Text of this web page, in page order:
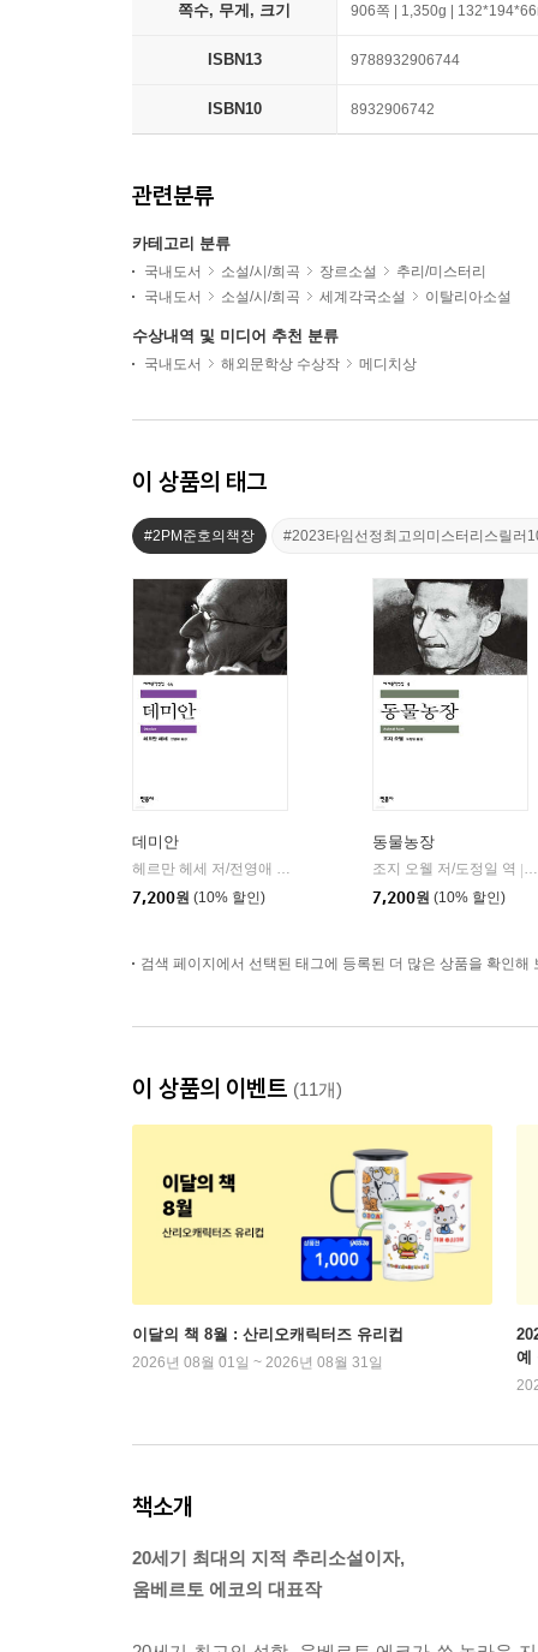
쪽수, 무게, 크기 906쪽 | 1,350g |
ISBN13 9788932906744
ISBN10 8932906742
관련분류
카테고리 분류
국내도서 소설/시/희곡 장르소설
추리/미스터리
국내도서
소설/시/희곡 세계각국소설 이탈리아소설
수상내역 및 미디어 추천 분류
국내도서 해외문학상 수상작 메디치상
이 상품의 태그
#2PM준호의책장 #2023타임선정최고의미스터리스릴러
데미안
헤르만 헤세 저/전영애 역
7,200원 (10% 할인)
동물농장
조지 오웰 저/도정일 역
7,200원 (10% 할인)
검색 페이지에서 선택된 태그에 등록된 더 많은 상품을 확인해
이 상품의 이벤트 (11개)
이달의 책 8월 : 산리오캐릭터즈 유리컵
2026년 08월 01일 ~ 2026년 08월 31일
예
책소개
20세기 최대의 지적 추리소설이자,
움베르토 에코의 대표작